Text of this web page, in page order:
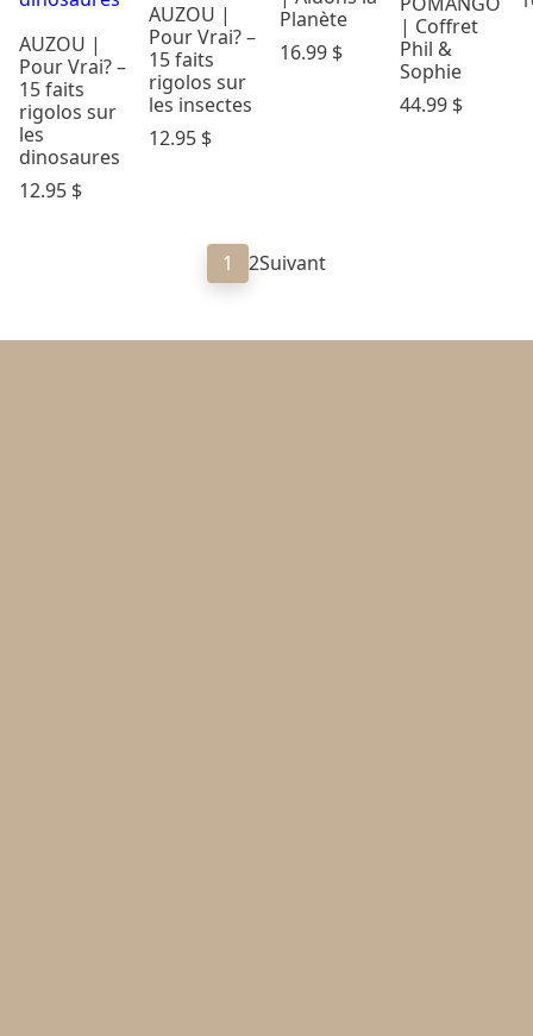
AUZOU |
Pour Vrai? –
15 faits
rigolos sur
les
dinosaures
12.95 $
AUZOU |
Pour Vrai? –
15 faits
rigolos sur
les insectes
12.95 $
Planète
16.99 $
| Coffret
Phil &
Sophie
44.99 $
1 2Suivant